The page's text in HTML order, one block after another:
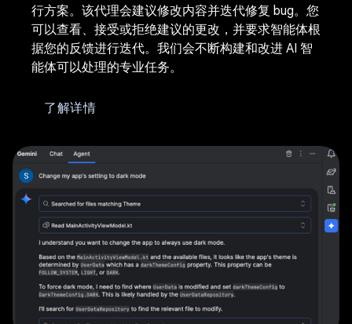
行方案。该代理会建议修改内容并迭代修复 bug。您
可以查看、接受或拒绝建议的更改，并要求智能体根
据您的反馈进行迭代。我们会不断构建和改进 AI 智
能体可以处理的专业任务。
了解详情